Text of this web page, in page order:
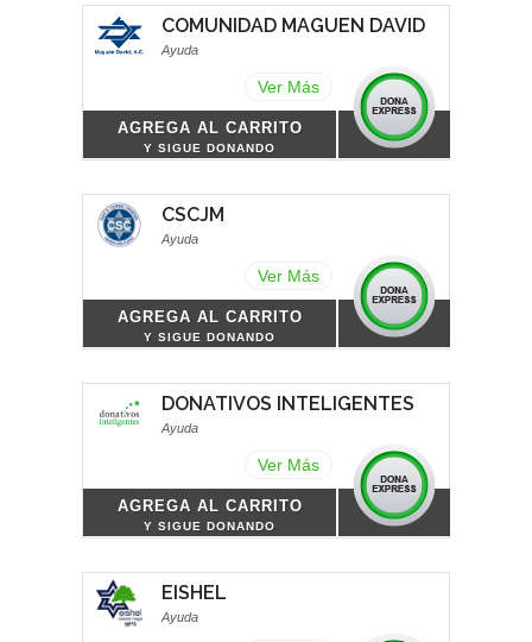
COMUNIDAD MAGUEN DAVID
Ayuda
Ver Más
AGREGA AL CARRITO
Y SIGUE DONANDO
CSCJM
Ayuda
Ver Más
AGREGA AL CARRITO
Y SIGUE DONANDO
DONATIVOS INTELIGENTES
Ayuda
Ver Más
AGREGA AL CARRITO
Y SIGUE DONANDO
EISHEL
Ayuda